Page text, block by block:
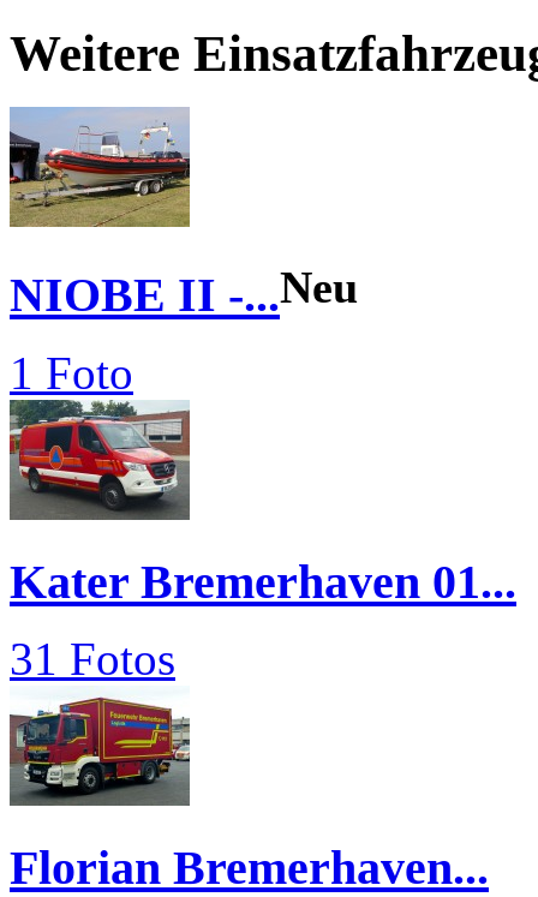
Weitere
NIOBE II -...Neu
1 Foto
Kater Bremerhaven 01...
31 Fotos
Florian Bremerhaven...